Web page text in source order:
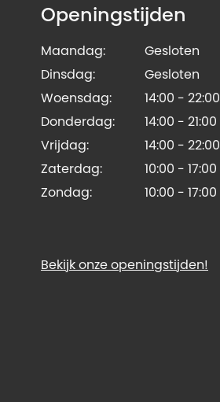
Openingstijden
Maandag:
Gesloten
Dinsdag:
Gesloten
Woensdag:
14:00 - 22:00
Donderdag:
14:00 - 21:00
Vrijdag:
14:00 - 22:00
Zaterdag:
10:00 - 17:00
Zondag:
10:00 - 17:00
Bekijk onze openingstijden!